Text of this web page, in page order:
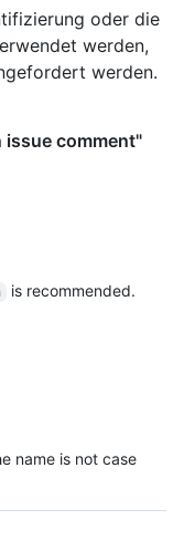
oder die
werden,
werden.
issue comment"
is recommended.
name is not case